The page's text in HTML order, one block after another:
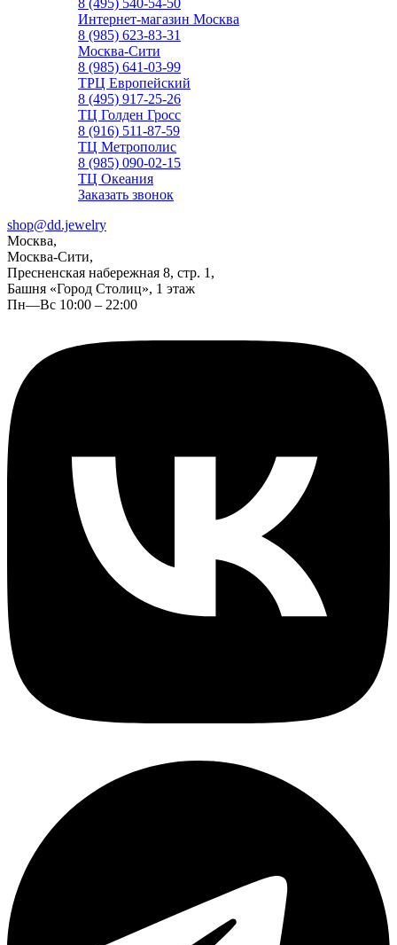
8 (495) 540-54-50
Интернет-магазин Москва
8 (985) 623-83-31
Москва-Сити
8 (985) 641-03-99
ТРЦ Европейский
8 (495) 917-25-26
ТЦ Голден Гросс
8 (916) 511-87-59
ТЦ Метрополис
8 (985) 090-02-15
ТЦ Океания
Заказать звонок
shop@dd.jewelry
Москва,
Москва-Сити,
Пресненская набережная 8, стр. 1,
Башня «Город Столиц», 1 этаж
Пн—Вс 10:00 – 22:00